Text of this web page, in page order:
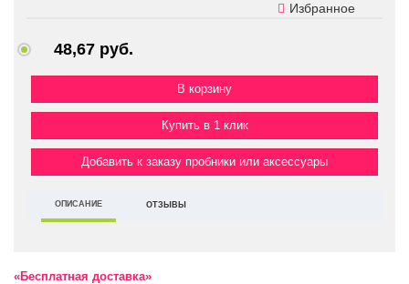
Избранное
48,67 руб.
Купить в 1 клик
Добавить к заказу пробники или аксессуары
ОПИСАНИЕ ОТЗЫВЫ
«Бесплатная доставка»